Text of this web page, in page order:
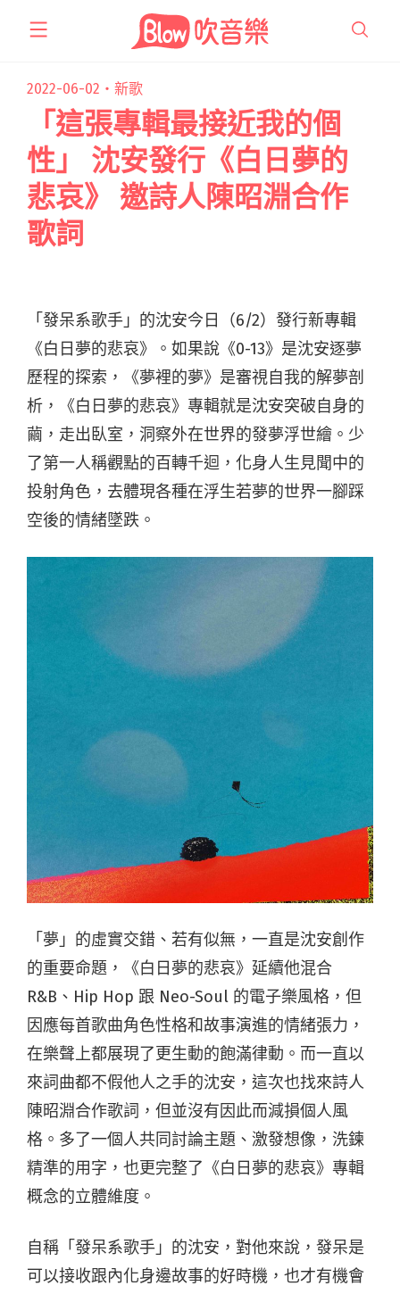
2022-06-02・ 新歌
「這張專輯最接近我的個
性」 沈安發行《白日夢的
悲哀》 邀詩人陳昭淵合作
歌詞
「發呆系歌手」的沈安今日（6/2）發行新專輯
《白日夢的悲哀》。如果說《0-13》是沈安逐夢
歷程的探索，《夢裡的夢》是審視自我的解夢剖
析，《白日夢的悲哀》專輯就是沈安突破自身的
繭，走出臥室，洞察外在世界的發夢浮世繪。少
了第一人稱觀點的百轉千迴，化身人生見聞中的
投射角色，去體現各種在浮生若夢的世界一腳踩
空後的情緒墜跌。
「夢」的虛實交錯、若有似無，一直是沈安創作
的重要命題，《白日夢的悲哀》延續他混合
R&B、Hip Hop 跟 Neo-Soul 的電子樂風格，但
因應每首歌曲角色性格和故事演進的情緒張力，
在樂聲上都展現了更生動的飽滿律動。而一直以
來詞曲都不假他人之手的沈安，這次也找來詩人
陳昭淵合作歌詞，但並沒有因此而減損個人風
格。多了一個人共同討論主題、激發想像，洗鍊
精準的用字，也更完整了《白日夢的悲哀》專輯
概念的立體維度。
自稱「發呆系歌手」的沈安，對他來說，發呆是
可以接收跟內化身邊故事的好時機，也才有機會